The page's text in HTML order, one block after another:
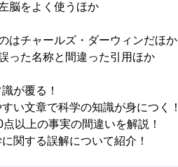
脳をよく使うほか
はチャールズ・ダーウィンだほか
った名称と間違った引用ほか
が覆る！
い文章で科学の知識が身につく！
以上の事実の間違いを解説！
関する誤解について紹介！